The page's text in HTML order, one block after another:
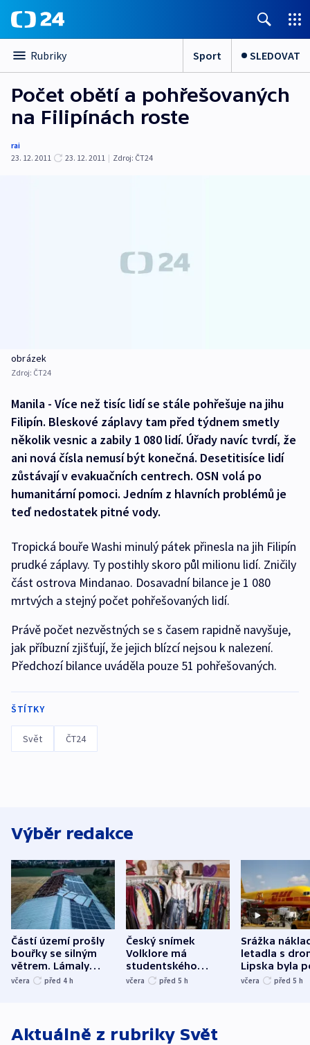
Rubriky Sport SLEDOVAT
Počet obětí a pohřešovaných
na Filipínách roste
rai
23. 12. 2011
23. 12. 2011 | Zdroj: ČT24
obrázek
Zdroj: ČT24
Manila - Více než tisíc lidí se stále pohřešuje na jihu
Filipín. Bleskové záplavy tam před týdnem smetly
několik vesnic a zabily 1 080 lidí. Úřady navíc tvrdí, že
ani nová čísla nemusí být konečná. Desetitisíce lidí
zůstávají v evakuačních centrech. OSN volá po
humanitární pomoci. Jedním z hlavních problémů je
teď nedostatek pitné vody.
Tropická bouře Washi minulý pátek přinesla na jih Filipín
prudké záplavy. Ty postihly skoro půl milionu lidí. Zničily
část ostrova Mindanao. Dosavadní bilance je 1 080
mrtvých a stejný počet pohřešovaných lidí.
Právě počet nezvěstných se s časem rapidně navyšuje,
jak příbuzní zjišťují, že jejich blízcí nejsou k nalezení.
Předchozí bilance uváděla pouze 51 pohřešovaných.
ŠTÍTKY
Svět ČT24
Výběr redakce
Částí území prošly
bouřky se silným
větrem. Lámaly
stromy a poničily
včera před 4 h
Český snímek
Volklore má
studentského
Oscara, zabojuje o
včera před 5 h
Srážka
letadla s
Lipska byla
německého
včera před 5 h
Aktuálně z rubriky Svět